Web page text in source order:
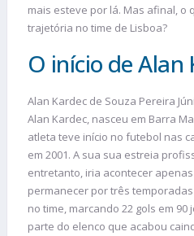
mais esteve por lá. Mas afinal, o
trajetória no time de Lisboa?
O início de Alan
Alan Kardec de Souza Pereira
Alan Kardec, nasceu em Barra
atleta teve início no futebol nas
em 2001. A sua sua estreia
entretanto, iria acontecer
permanecer por três
no time, marcando 22 gols em
parte do elenco que acabou